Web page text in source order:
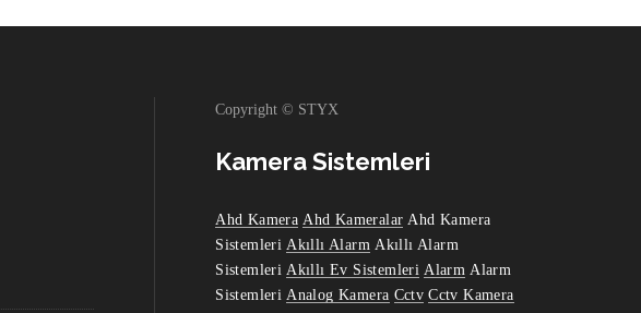
Copyright © STYX
Kamera Sistemleri
Ahd Kamera Ahd Kameralar Ahd Kamera
Sistemleri Akıllı Alarm Akıllı Alarm
Sistemleri Akıllı Ev Sistemleri Alarm Alarm
Sistemleri Analog Kamera Cctv Cctv Kamera